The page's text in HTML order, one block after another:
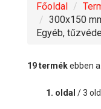
Főoldal
300x150
Egyéb,
19 termékebben
1. oldal / 3